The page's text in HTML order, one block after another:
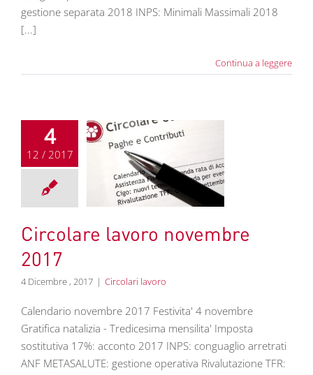
gestione separata 2018 INPS: Minimali Massimali 2018
[...]
Continua a leggere
4
12 / 2017
lavoro
2017
lavoro
Circolare lavoro novembre
2017
4 Dicembre , 2017 | Circolari lavoro
Calendario novembre 2017 Festivita' 4 novembre
Gratifica natalizia - Tredicesima mensilita' Imposta
sostitutiva 17%: acconto 2017 INPS: conguaglio arretrati
ANF METASALUTE: gestione operativa Rivalutazione TFR: